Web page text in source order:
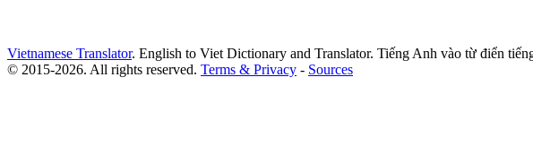
Vietnamese Translator. English to Viet Dictionary and Translator. Tiếng Anh vào từ điển
© 2015-2026. All rights reserved. Terms & Privacy - Sources